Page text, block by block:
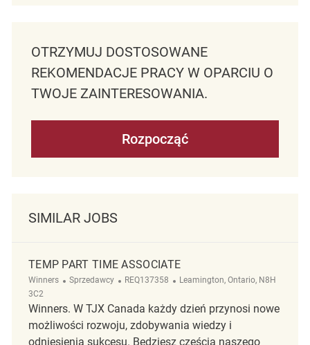
OTRZYMUJ DOSTOSOWANE
REKOMENDACJE PRACY W OPARCIU O
TWOJE ZAINTERESOWANIA.
Rozpocząć
SIMILAR JOBS
TEMP PART TIME ASSOCIATE
Winners Kategoria
Sprzedawcy ReqId
REQ137358 Lokalizacja
Leamington, Ontario, N8H
3C2
Winners. W TJX Canada każdy dzień przynosi nowe
możliwości rozwoju, zdobywania wiedzy i
odniesienia sukcesu. Będziesz częścią naszego